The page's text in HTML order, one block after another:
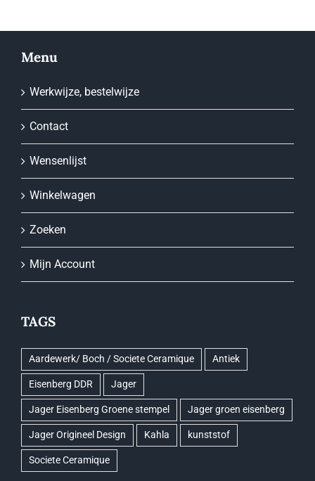
Menu
Werkwijze, bestelwijze
Contact
Wensenlijst
Winkelwagen
Zoeken
Mijn Account
TAGS
Aardewerk/ Boch / Societe Ceramique Antiek
Eisenberg DDR Jager
Jager Eisenberg Groene stempel Jager groen eisenberg
Jager Origineel Design Kahla kunststof
Societe Ceramique